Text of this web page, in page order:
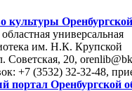
культуры
универсальная
им. Н.К. Крупской
Советская, 20,
+7 (3532) 32-32-48,
портал Оренбургской